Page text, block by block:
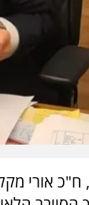
ח"כ אורי